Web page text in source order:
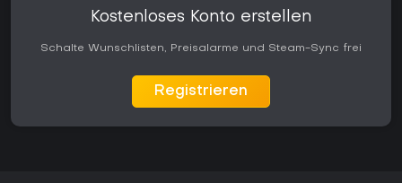
Kostenloses Konto erstellen
Schalte Wunschlisten, Preisalarme und Steam-Sync frei
Registrieren